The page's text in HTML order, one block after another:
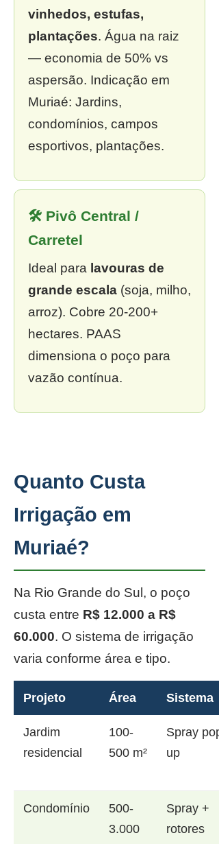
vinhedos, estufas,
plantações. Água na raiz
— economia de 50% vs
aspersão. Indicação em
Muriaé: Jardins,
condomínios, campos
esportivos, plantações.
🛠 Pivô Central /
Carretel
Ideal para lavouras de
grande escala (soja, milho,
arroz). Cobre 20-200+
hectares. PAAS
dimensiona o poço para
vazão contínua.
Quanto Custa
Irrigação em
Muriaé?
Na Rio Grande do Sul, o poço
custa entre R$ 12.000 a R$
60.000. O sistema de irrigação
varia conforme área e tipo.
Projeto Área Sistema
Jardim
residencial
100-
500 m²
Spray pop-
up
Condomínio
500-
3.000
Spray +
rotores